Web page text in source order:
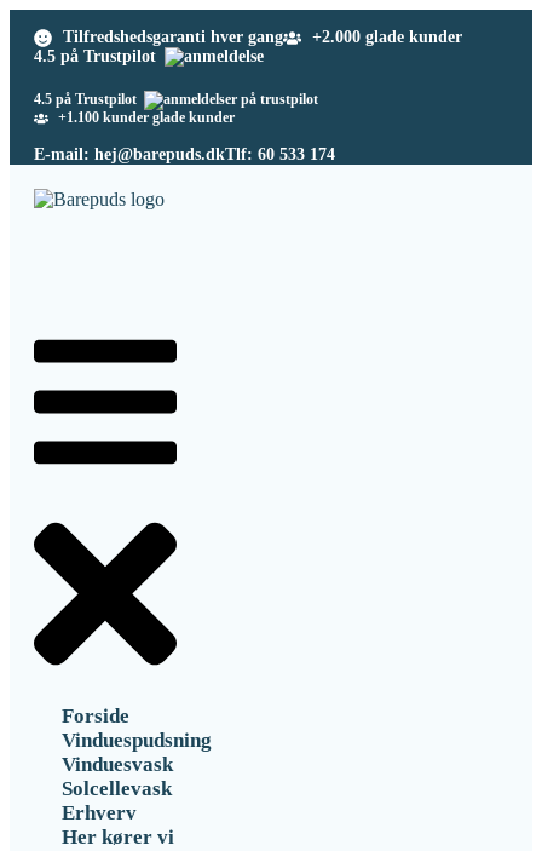
Tilfredshedsgaranti hver gang
+2.000 glade kunder
4.5 på Trustpilot
4.5 på Trustpilot
+1.100 kunder glade kunder
E-mail: hej@barepuds.dkTlf: 60 533 174
Forside
Vinduespudsning
Vinduesvask
Solcellevask
Erhverv
Her kører vi